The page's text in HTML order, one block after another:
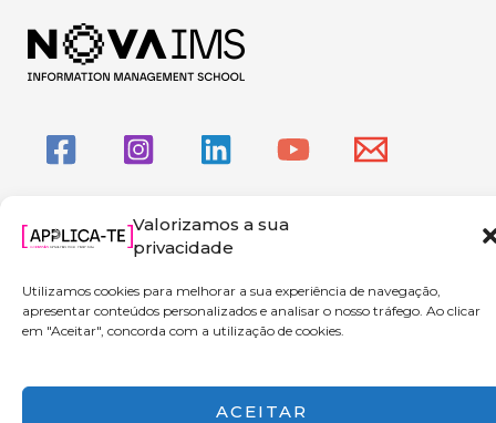
Valorizamos a sua
privacidade
Utilizamos cookies para melhorar a sua experiência de navegação,
apresentar conteúdos personalizados e analisar o nosso tráfego. Ao clicar
em "Aceitar", concorda com a utilização de cookies.
ACEITAR